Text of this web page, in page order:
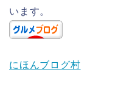
います。
にほんブログ村